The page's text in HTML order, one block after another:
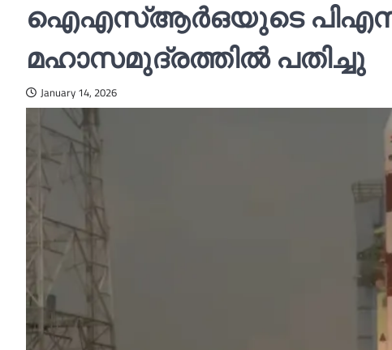
ഐഎസ്‌ആര്‍ഒയുടെ
മഹാസമുദ്രത്തില്‍ പതിച്ചു
January 14, 2026